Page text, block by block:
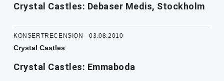
Crystal Castles: Debaser Medis, Stockholm
KONSERTRECENSION - 03.08.2010
Crystal Castles
Crystal Castles: Emmaboda